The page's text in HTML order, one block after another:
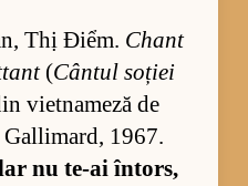
Thị Điểm. Chant
(Cân­tul so­ției
vi­et­na­meză de
1967.
nu te-ai în­tors,